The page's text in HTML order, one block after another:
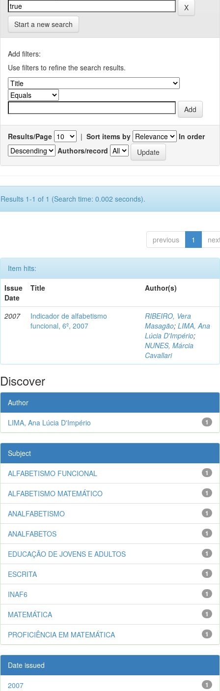
Start a new search
Add filters:
Use filters to refine the search results.
Results/Page | Sort items by
In order
Authors/record
Results 1-1 of 1 (Search time: 0.002 seconds).
previous 1
Item hits:
Issue
Date
Title Author(s)
2007
Indicador de alfabetismo
funcional, 6º, 2007
RIBEIRO, Vera
Masagão; LIMA, Ana
Lúcia D'Império;
NUNES, Márcia
Cavallari
Discover
Author
1
LIMA, Ana Lúcia D'Império
Subject
1
ALFABETISMO FUNCIONAL
1
ALFABETISMO MATEMÁTICO
1
ANALFABETISMO
1
ANALFABETOS
1
EDUCAÇÃO DE JOVENS E ADULTOS
1
ESCRITA
1
INAF6
1
MATEMÁTICA
1
PROFICIÊNCIA EM MATEMÁTICA
Date issued
1
2007